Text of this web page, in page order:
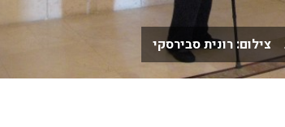
צילום: רונית סבירסקי